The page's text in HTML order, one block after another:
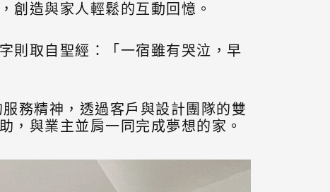
創造與家人輕鬆的互動回憶。
則取自聖經：「一宿雖有哭泣，早
務精神，透過客戶與設計團隊的雙
，與業主並肩一同完成夢想的家。